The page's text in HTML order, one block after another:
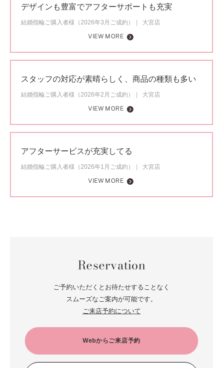
デザインも豊富でアフターサポートも充実
結婚指輪ご購入者様（2026年3月ご成約）
大宮店
VIEW MORE
スタッフの対応が素晴らしく、商品の種類も多い
結婚指輪ご購入者様（2026年2月ご成約）
大宮店
VIEW MORE
アフターサービスが充実してる
結婚指輪ご購入者様（2026年1月ご成約）
大宮店
VIEW MORE
Reservation
ご予約いただくとお待たせすることなく
スムーズなご案内が可能です。
ご来店予約について
Webからご来店予約